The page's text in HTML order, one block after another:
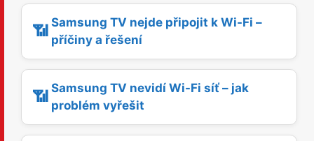
📶 Samsung TV nejde připojit k Wi-Fi –
příčiny a řešení
📶 Samsung TV nevidí Wi-Fi síť – jak
problém vyřešit